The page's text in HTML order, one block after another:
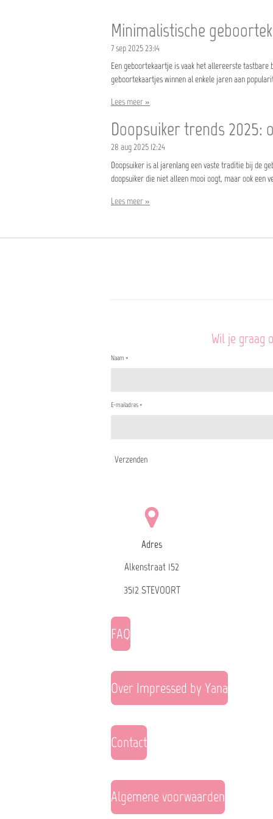
Minimalistische
7 sep 202523:14
Een geboortekaartje is vaak het allereerste
geboortekaartjes winnen al enkele jaren aan
Lees meer »
Doopsuiker trends 2025:
28 aug 2025 12:24
Doopsuiker is al jarenlang een vaste traditie bij de
doopsuiker die niet alleen mooi oogt, maar ook een
Lees meer »
Wil je graag
Naam *
E-mailadres *
Verzenden
Adres
Alkenstraat 152
3512 STEVOORT
FAQ
Over Impressed by Yana
Contact
Algemene voorwaarden